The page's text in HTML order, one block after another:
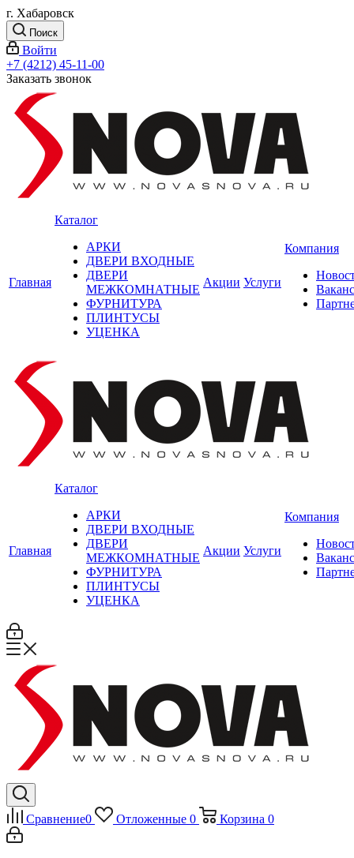
г. Хабаровск
Поиск
Войти
+7 (4212) 45-11-00
Заказать звонок
Главная
Каталог
АРКИ
ДВЕРИ ВХОДНЫЕ
ДВЕРИ
МЕЖКОМНАТНЫЕ
ФУРНИТУРА
ПЛИНТУСЫ
УЦЕНКА
Акции Услуги
Компания
Главная
Каталог
АРКИ
ДВЕРИ ВХОДНЫЕ
ДВЕРИ
МЕЖКОМНАТНЫЕ
ФУРНИТУРА
ПЛИНТУСЫ
УЦЕНКА
Акции Услуги
Компания
Сравнение0 Отложенные 0 Корзина 0